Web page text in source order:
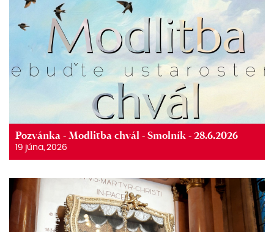
Pozvánka - Modlitba chvál - Smolník - 28.6.2026
19 júna, 2026